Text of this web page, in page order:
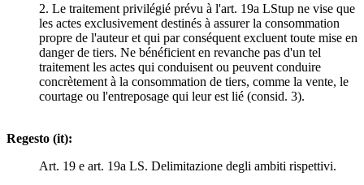
2. Le traitement privilégié prévu à l'art. 19a LStup ne vise que
les actes exclusivement destinés à assurer la consommation
propre de l'auteur et qui par conséquent excluent toute mise en
danger de tiers. Ne bénéficient en revanche pas d'un tel
traitement les actes qui conduisent ou peuvent conduire
concrètement à la consommation de tiers, comme la vente, le
courtage ou l'entreposage qui leur est lié (consid. 3).
Regesto (it):
Art. 19 e art. 19a LS. Delimitazione degli ambiti rispettivi.